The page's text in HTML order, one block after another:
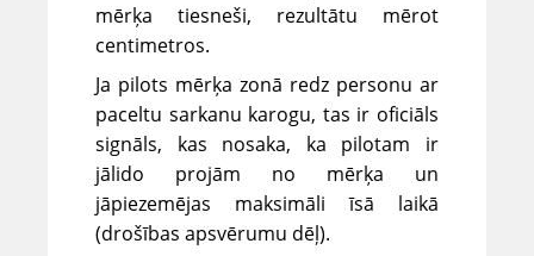
mērķa tiesneši, rezultātu mērot
centimetros.
Ja pilots mērķa zonā redz personu ar
paceltu sarkanu karogu, tas ir oficiāls
signāls, kas nosaka, ka pilotam ir
jālido projām no mērķa un
jāpiezemējas maksimāli īsā laikā
(drošības apsvērumu dēļ).